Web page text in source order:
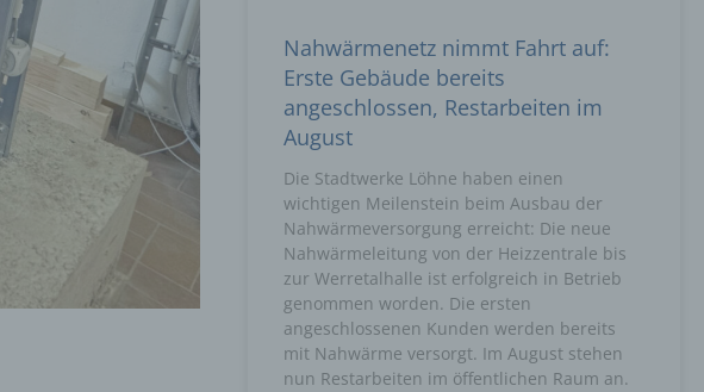
Nahwärmenetz nimmt Fahrt auf:
Erste Gebäude bereits
angeschlossen, Restarbeiten im
August
Die Stadtwerke Löhne haben einen
wichtigen Meilenstein beim Ausbau der
Nahwärmeversorgung erreicht: Die neue
Nahwärmeleitung von der Heizzentrale bis
zur Werretalhalle ist erfolgreich in Betrieb
genommen worden. Die ersten
angeschlossenen Kunden werden bereits
mit Nahwärme versorgt. Im August stehen
nun Restarbeiten im öffentlichen Raum an.